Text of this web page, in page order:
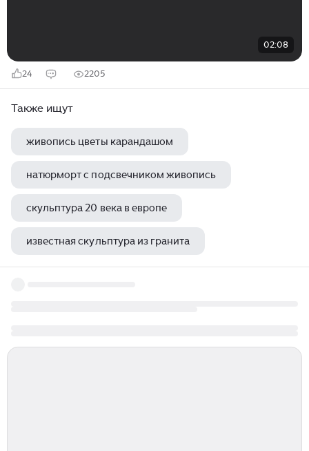
02:08
24 2205
Также ищут
живопись цветы карандашом
натюрморт с подсвечником живопись
скульптура 20 века в европе
известная скульптура из гранита